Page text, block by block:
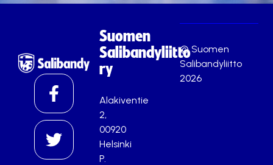
Suomen
Salibandyliitto
ry
Alakiventie
2,
00920
Helsinki
P.
© Suomen
Salibandyliitto
2026